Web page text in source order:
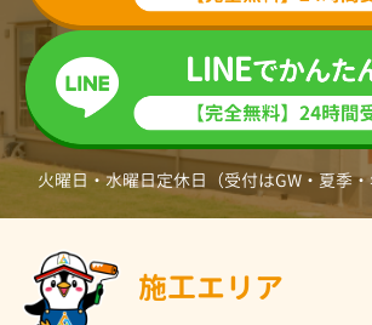
火曜日・水曜日定休日（受付はGW・夏季・
施工エリア